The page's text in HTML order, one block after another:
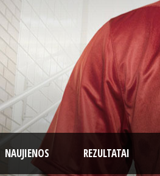
NAUJIENOS REZULTATAI